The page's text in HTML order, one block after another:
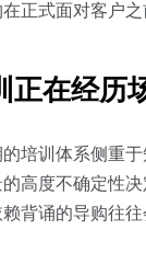
式面对客户之
正在经历
培训体系侧重
高度不确定性决
背诵的导购